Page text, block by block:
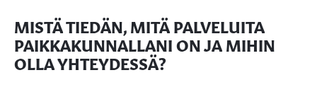
MISTÄ TIEDÄN, MITÄ PALVELUITA
PAIKKAKUNNALLANI ON JA MIHIN
OLLA YHTEYDESSÄ?